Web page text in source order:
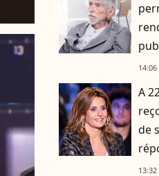
14:06
A
de
!13:32